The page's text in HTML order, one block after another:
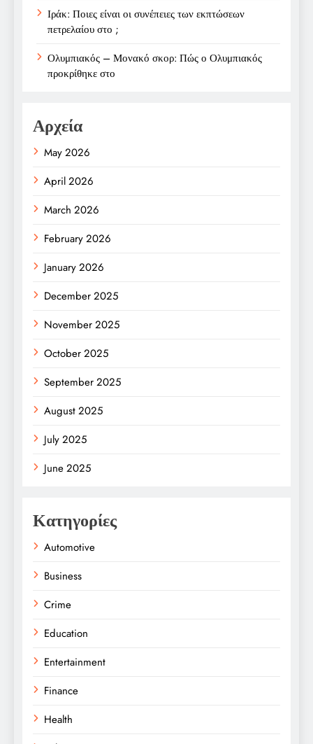
Ιράκ: Ποιες είναι οι συνέπειες των εκπτώσεων
πετρελαίου στο ;
Ολυμπιακός – Μονακό σκορ: Πώς ο Ολυμπιακός
προκρίθηκε στο
Αρχεία
May 2026
April 2026
March 2026
February 2026
January 2026
December 2025
November 2025
October 2025
September 2025
August 2025
July 2025
June 2025
Κατηγορίες
Automotive
Business
Crime
Education
Entertainment
Finance
Health